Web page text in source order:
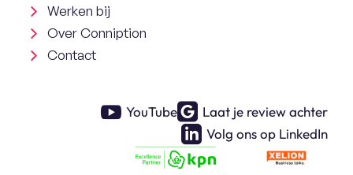
Werken bij
Over Conniption
Contact
YouTube
Laat je review achter
Volg ons op LinkedIn